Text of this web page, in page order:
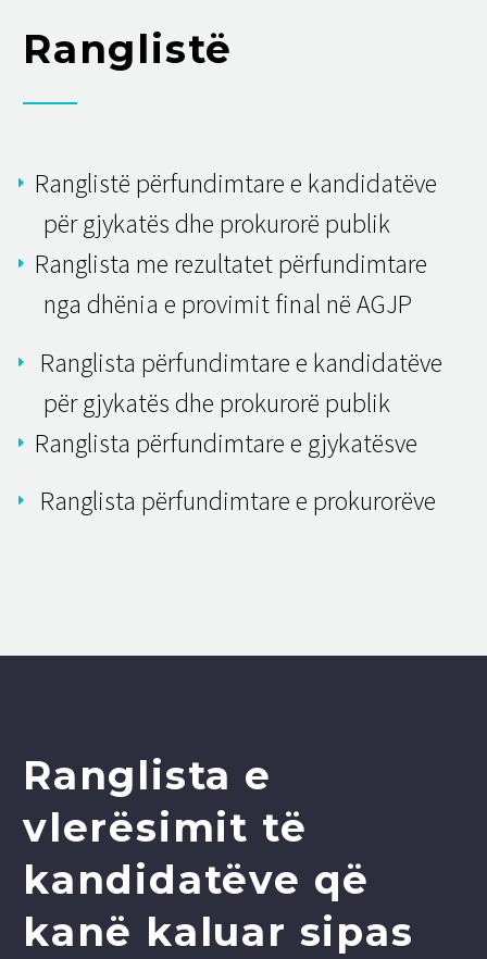
Ranglistë
Ranglistë përfundimtare e kandidatëve
për gjykatës dhe prokurorë publik
Ranglista me rezultatet përfundimtare
nga dhënia e provimit final në AGJP
Ranglista përfundimtare e kandidatëve
për gjykatës dhe prokurorë publik
Ranglista përfundimtare e gjykatësve
Ranglista përfundimtare e prokurorëve
Ranglista e
vlerësimit të
kandidatëve që
kanë kaluar sipas